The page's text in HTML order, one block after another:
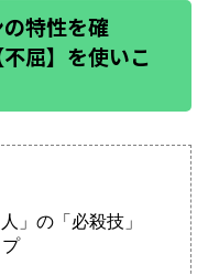
の特性を確
屈】を使いこ
」の「必殺技」